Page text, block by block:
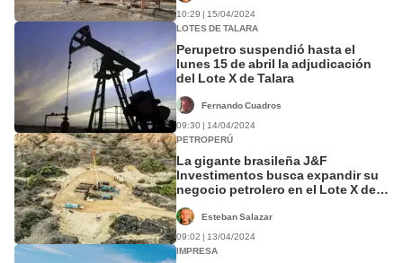
10:29 | 15/04/2024
LOTES DE TALARA
Perupetro suspendió hasta el
lunes 15 de abril la adjudicación
del Lote X de Talara
Fernando Cuadros
09:30 | 14/04/2024
PETROPERÚ
La gigante brasileña J&F
Investimentos busca expandir su
negocio petrolero en el Lote X de
Esteban Salazar
09:02 | 13/04/2024
IMPRESA